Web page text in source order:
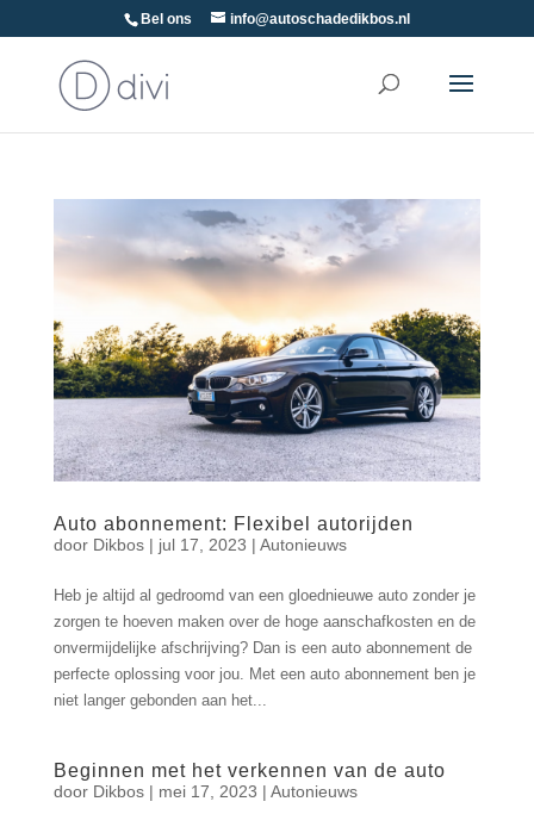
Bel ons info@autoschadedikbos.nl
Auto abonnement: Flexibel autorijden
door Dikbos| jul 17, 2023 | Autonieuws
Heb je altijd al gedroomd van een gloednieuwe auto zonder je
zorgen te hoeven maken over de hoge aanschafkosten en de
onvermijdelijke afschrijving? Dan is een auto abonnement de
perfecte oplossing voor jou. Met een auto abonnement ben je
niet langer gebonden aan het...
Beginnen met het verkennen van de auto
door Dikbos| mei 17, 2023 | Autonieuws